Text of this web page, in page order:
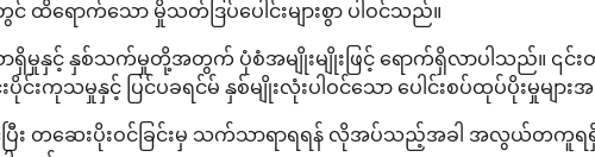
ထိရောက်သော မှိုသတ်ဒြပ်ပေါင်းများစွာ ပါဝင်သည်။
နှစ်သက်မှုတို့အတွက် ပုံစံအမျိုးမျိုးဖြင့် ရောက်ရှိလာပါသည်။ ၎င်းတို့ကို
င်းကုသမှုနှင့် ပြင်ပခရင်မ် နှစ်မျိုးလုံးပါဝင်သော ပေါင်းစပ်ထုပ်ပိုးမှုမျာ
ြီး တဆေးပိုးဝင်ခြင်းမှ သက်သာရာရရန် လိုအပ်သည့်အခါ အလွယ်တကူရ